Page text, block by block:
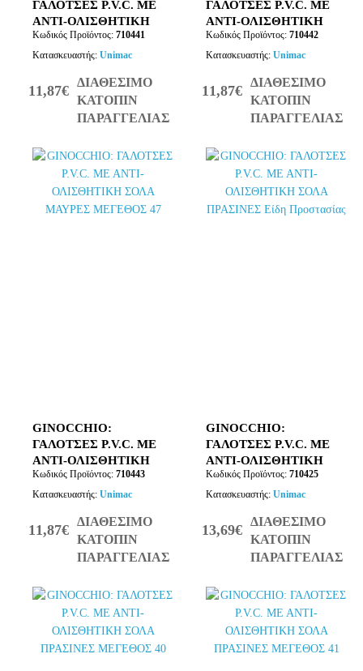
ΓΑΛΟΤΣΕΣ P.V.C. ΜΕ
ΑΝΤΙ-ΟΛΙΣΘΗΤΙΚΗ
ΣΟΛΑ ΜΑΥΡΕΣ
ΜΕΓΕΘΟΣ 45
Κωδικός Προϊόντος: 710441
Κατασκευαστής: Unimac
11,87€
ΔΙΑΘΕΣΙΜΟ
ΚΑΤΟΠΙΝ
ΠΑΡΑΓΓΕΛΙΑΣ
ΓΑΛΟΤΣΕΣ P.V.C. ΜΕ
ΑΝΤΙ-ΟΛΙΣΘΗΤΙΚΗ
ΣΟΛΑ ΜΑΥΡΕΣ
ΜΕΓΕΘΟΣ 46
Κωδικός Προϊόντος: 710442
Κατασκευαστής: Unimac
11,87€
ΔΙΑΘΕΣΙΜΟ
ΚΑΤΟΠΙΝ
ΠΑΡΑΓΓΕΛΙΑΣ
GINOCCHIO:
ΓΑΛΟΤΣΕΣ P.V.C. ΜΕ
ΑΝΤΙ-ΟΛΙΣΘΗΤΙΚΗ
ΣΟΛΑ ΜΑΥΡΕΣ
ΜΕΓΕΘΟΣ 47
Κωδικός Προϊόντος: 710443
Κατασκευαστής: Unimac
11,87€
ΔΙΑΘΕΣΙΜΟ
ΚΑΤΟΠΙΝ
ΠΑΡΑΓΓΕΛΙΑΣ
GINOCCHIO:
ΓΑΛΟΤΣΕΣ P.V.C. ΜΕ
ΑΝΤΙ-ΟΛΙΣΘΗΤΙΚΗ
ΣΟΛΑ ΠΡΑΣΙΝΕΣ
ΜΕΓΕΘΟΣ 39
Κωδικός Προϊόντος: 710425
Κατασκευαστής: Unimac
13,69€
ΔΙΑΘΕΣΙΜΟ
ΚΑΤΟΠΙΝ
ΠΑΡΑΓΓΕΛΙΑΣ